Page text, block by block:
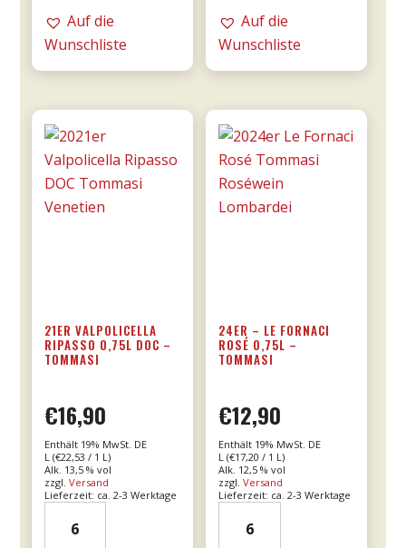
Manduria
-
Menge
Auf die
Wunschliste
Menge
Auf die
Wunschliste
21ER VALPOLICELLA
RIPASSO 0,75L DOC –
TOMMASI
€16,90
Enthält 19% MwSt. DE
L (€22,53 / 1 L)
Alk. 13,5 % vol
zzgl. Versand
Lieferzeit: ca. 2-3 Werktage
Valpolicella
24ER – LE FORNACI
ROSÉ 0,75L –
TOMMASI
€12,90
Enthält 19% MwSt. DE
L (€17,20 / 1 L)
Alk. 12,5 % vol
zzgl.Versand
Lieferzeit: ca. 2-3 Werktage